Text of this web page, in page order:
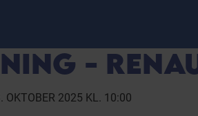
-
OKTOBER 2025 KL. 10:00